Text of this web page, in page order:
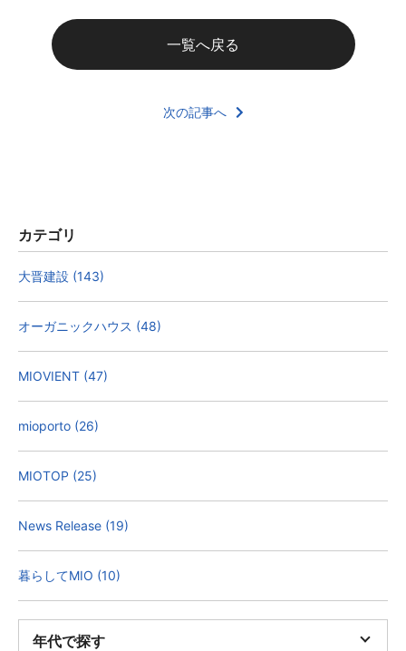
一覧へ戻る
次の記事へ
カテゴリ
大晋建設 (143)
オーガニックハウス (48)
MIOVIENT (47)
mioporto (26)
MIOTOP (25)
News Release (19)
暮らしてMIO (10)
年代で探す